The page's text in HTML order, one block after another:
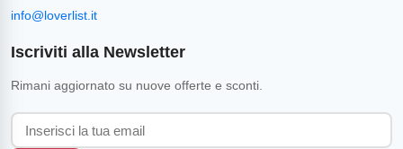
info@loverlist.it
Iscriviti alla Newsletter
Rimani aggiornato su nuove offerte e sconti.